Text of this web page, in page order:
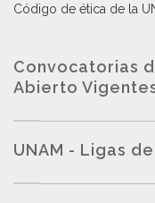
Código de ética de la
Convocatorias
Abierto
UNAM - Ligas